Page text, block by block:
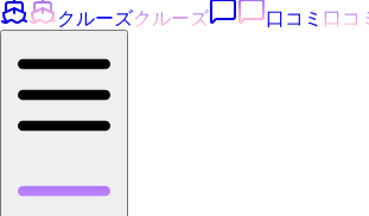
クルーズクルーズ 口コミ 口コ